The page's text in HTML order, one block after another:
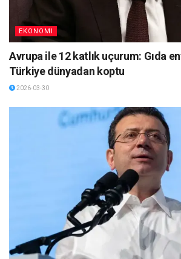
EKONOMI
Avrupa ile 12 katlık uçurum: Gıda
Türkiye dünyadan koptu
2026-03-30